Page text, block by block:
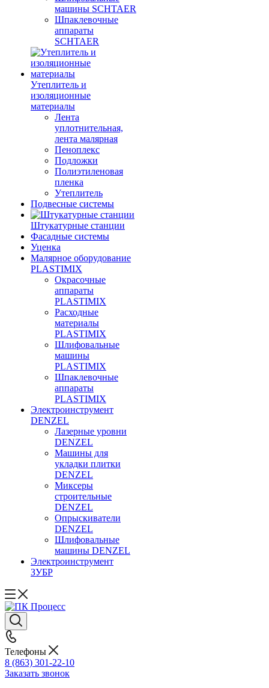
машины SCHTAER
Шпаклевочные
аппараты
SCHTAER
Утеплитель и
изоляционные
материалы
Лента
уплотнительная,
лента малярная
Пеноплекс
Подложки
Полиэтиленовая
пленка
Утеплитель
Подвесные системы
Штукатурные станции
Фасадные системы
Уценка
Малярное оборудование
PLASTIMIX
Окрасочные
аппараты
PLASTIMIX
Расходные
материалы
PLASTIMIX
Шлифовальные
машины
PLASTIMIX
Шпаклевочные
аппараты
PLASTIMIX
Электроинструмент
DENZEL
Лазерные уровни
DENZEL
Машины для
укладки плитки
DENZEL
Миксеры
строительные
DENZEL
Опрыскиватели
DENZEL
Шлифовальные
машины DENZEL
Электроинструмент
ЗУБР
Телефоны
8 (863) 301-22-10
Заказать звонок